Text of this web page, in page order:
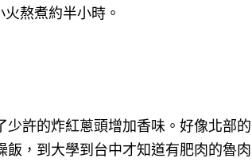
熬煮約半小時。
許的炸紅蔥頭增加香味。好像北部的
，到大學到台中才知道有肥肉的魯肉